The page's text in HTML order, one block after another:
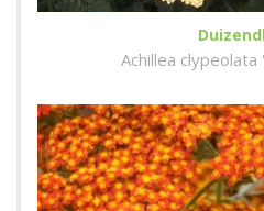
Achillea